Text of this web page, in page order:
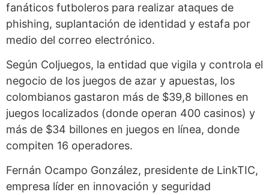
fanáticos futboleros para realizar ataques de
phishing, suplantación de identidad y estafa por
medio del correo electrónico.
Según Coljuegos, la entidad que vigila y controla el
negocio de los juegos de azar y apuestas, los
colombianos gastaron más de $39,8 billones en
juegos localizados (donde operan 400 casinos) y
más de $34 billones en juegos en línea, donde
compiten 16 operadores.
Fernán Ocampo González, presidente de LinkTIC,
empresa líder en innovación y seguridad